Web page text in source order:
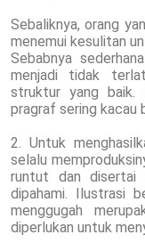
Sebaliknya, orang
menemui kesulitan
Sebabnya
menjadi tidak
struktur yang baik.
pragraf sering kacau
2. Untuk
selalu
runtut dan disertai
dipahami. Ilustrasi
menggugah
diperlukan untuk